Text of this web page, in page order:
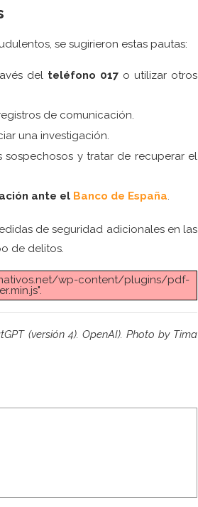
se sugirieron estas pautas:
del teléfono 017 o utilizar otros
de comunicación.
una investigación.
sospechosos y tratar de recuperar el
ante el Banco de España.
de seguridad adicionales en las
de delitos.
wp-content/plugins/pdf-
(versión 4). OpenAI). Photo by Tima